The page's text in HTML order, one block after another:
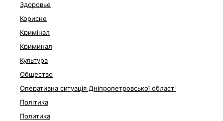
Здоровье
Корисне
Кримінал
Криминал
Культура
Общество
Оперативна ситуація Дніпропетровської області
Політика
Политика